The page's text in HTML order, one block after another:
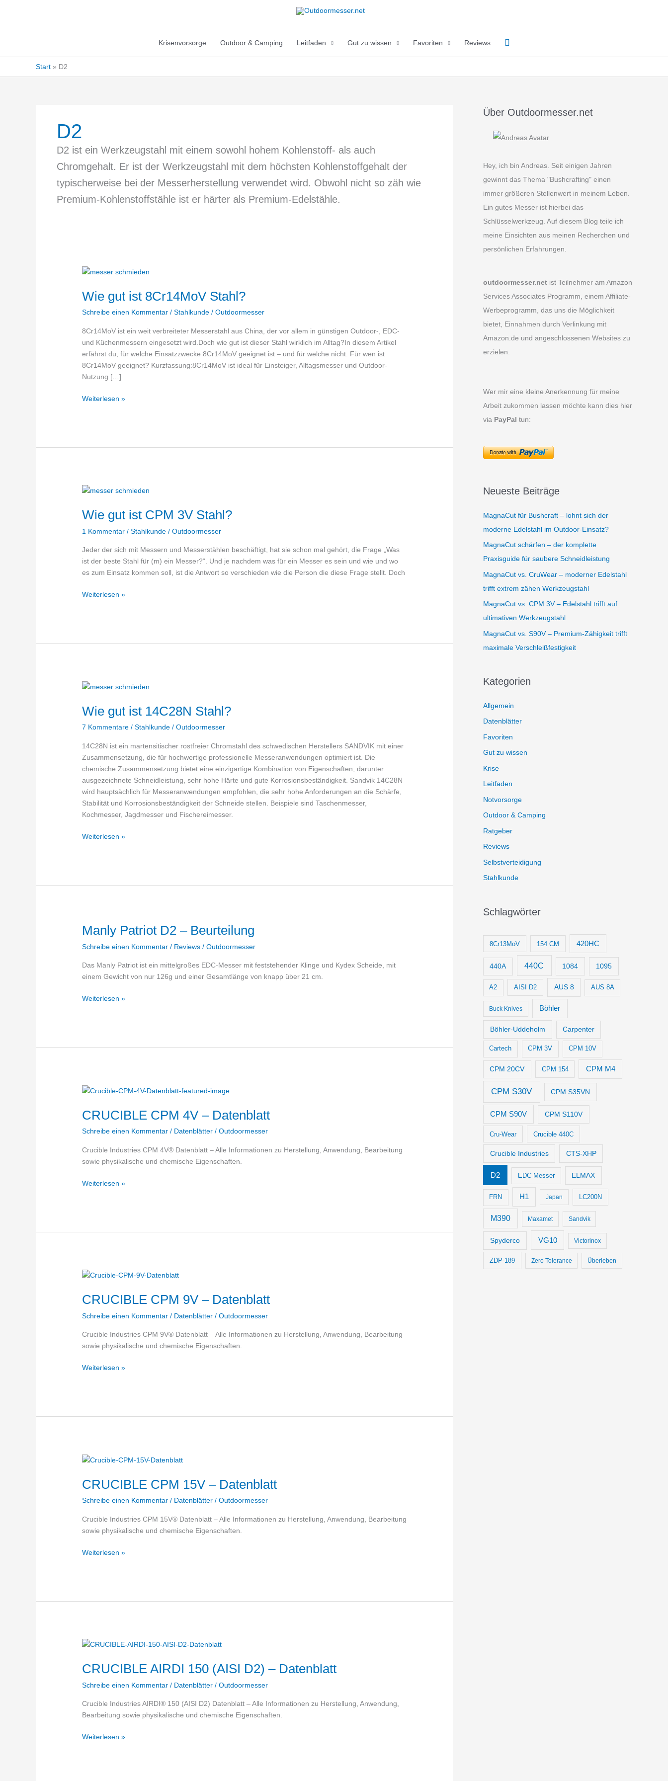
Krisenvorsorge Outdoor & Camping Leitfaden Gut zu wissen Favoriten Reviews Suchen
Start D2
D2
D2 ist ein Werkzeugstahl mit einem sowohl hohem Kohlenstoff- als auch
Chromgehalt. Er ist der Werkzeugstahl mit dem höchsten Kohlenstoffgehalt der
typischerweise bei der Messerherstellung verwendet wird. Obwohl nicht so zäh wie
Premium-Kohlenstoffstähle ist er härter als Premium-Edelstähle.
Wie gut ist 8Cr14MoV Stahl?
Schreibe einen Kommentar /Stahlkunde /Outdoormesser
8Cr14MoV ist ein weit verbreiteter Messerstahl aus China, der vor allem in günstigen Outdoor-, EDC-
und Küchenmessern eingesetzt wird.Doch wie gut ist dieser Stahl wirklich im Alltag?In diesem Artikel
erfährst du, für welche Einsatzzwecke 8Cr14MoV geeignet ist – und für welche nicht. Für wen ist
8Cr14MoV geeignet? Kurzfassung:8Cr14MoV ist ideal für Einsteiger, Alltagsmesser und Outdoor-
Nutzung […]
Wie
Weiterlesen »
Wie gut ist CPM 3V Stahl?
1 Kommentar /Stahlkunde /Outdoormesser
Jeder der sich mit Messern und Messerstählen beschäftigt, hat sie schon mal gehört, die Frage „Was
ist der beste Stahl für (m) ein Messer?“. Und je nachdem was für ein Messer es sein und wie und wo
es zum Einsatz kommen soll, ist die Antwort so verschieden wie die Person die diese Frage stellt. Doch
Wie
Weiterlesen »
Wie gut ist 14C28N Stahl?
7 Kommentare /Stahlkunde /Outdoormesser
14C28N ist ein martensitischer rostfreier Chromstahl des schwedischen Herstellers SANDVIK mit einer
Zusammensetzung, die für hochwertige professionelle Messeranwendungen optimiert ist. Die
chemische Zusammensetzung bietet eine einzigartige Kombination von Eigenschaften, darunter
ausgezeichnete Schneidleistung, sehr hohe Härte und gute Korrosionsbeständigkeit. Sandvik 14C28N
wird hauptsächlich für Messeranwendungen empfohlen, die sehr hohe Anforderungen an die Schärfe,
Stabilität und Korrosionsbeständigkeit der Schneide stellen. Beispiele sind Taschenmesser,
Kochmesser, Jagdmesser und Fischereimesser.
Wie
Weiterlesen »
Manly Patriot D2 – Beurteilung
Schreibe einen Kommentar / Reviews /Outdoormesser
Das Manly Patriot ist ein mittelgroßes EDC-Messer mit feststehender Klinge und Kydex Scheide, mit
einem Gewicht von nur 126g und einer Gesamtlänge von knapp über 21 cm.
Manly
Weiterlesen »
CRUCIBLE CPM 4V – Datenblatt
Schreibe einen Kommentar / Datenblätter /Outdoormesser
Crucible Industries CPM 4V® Datenblatt – Alle Informationen zu Herstellung, Anwendung, Bearbeitung
sowie physikalische und chemische Eigenschaften.
CRUCIBLE
Weiterlesen »
CRUCIBLE CPM 9V – Datenblatt
Schreibe einen Kommentar / Datenblätter /Outdoormesser
Crucible Industries CPM 9V® Datenblatt – Alle Informationen zu Herstellung, Anwendung, Bearbeitung
sowie physikalische und chemische Eigenschaften.
CRUCIBLE
Weiterlesen »
CRUCIBLE CPM 15V – Datenblatt
Schreibe einen Kommentar / Datenblätter /Outdoormesser
Crucible Industries CPM 15V® Datenblatt – Alle Informationen zu Herstellung, Anwendung, Bearbeitung
sowie physikalische und chemische Eigenschaften.
CRUCIBLE
Weiterlesen »
CRUCIBLE AIRDI 150 (AISI D2) – Datenblatt
Schreibe einen Kommentar / Datenblätter /Outdoormesser
Crucible Industries AIRDI® 150 (AISI D2) Datenblatt – Alle Informationen zu Herstellung, Anwendung,
Bearbeitung sowie physikalische und chemische Eigenschaften.
CRUCIBLE
Weiterlesen »
Über Outdoormesser.net
Hey, ich bin Andreas. Seit einigen Jahren
gewinnt das Thema "Bushcrafting" einen
immer größeren Stellenwert in meinem Leben.
Ein gutes Messer ist hierbei das
Schlüsselwerkzeug. Auf diesem Blog teile ich
meine Einsichten aus meinen Recherchen und
persönlichen Erfahrungen.
outdoormesser.net ist Teilnehmer am Amazon
Services Associates Programm, einem Affiliate-
Werbeprogramm, das uns die Möglichkeit
bietet, Einnahmen durch Verlinkung mit
Amazon.de und angeschlossenen Websites zu
erzielen.
Wer mir eine kleine Anerkennung für meine
Arbeit zukommen lassen möchte kann dies hier
via PayPal tun:
Neueste Beiträge
MagnaCut für Bushcraft – lohnt sich der
moderne Edelstahl im Outdoor-Einsatz?
MagnaCut schärfen – der komplette
Praxisguide für saubere Schneidleistung
MagnaCut vs. CruWear – moderner Edelstahl
trifft extrem zähen Werkzeugstahl
MagnaCut vs. CPM 3V – Edelstahl trifft auf
ultimativen Werkzeugstahl
MagnaCut vs. S90V – Premium-Zähigkeit trifft
maximale Verschleißfestigkeit
Kategorien
Allgemein
Datenblätter
Favoriten
Gut zu wissen
Krise
Leitfaden
Notvorsorge
Outdoor & Camping
Ratgeber
Reviews
Selbstverteidigung
Stahlkunde
Schlagwörter
8Cr13MoV 154 CM 420HC
440A 440C 1084 1095
A2 AISI D2 AUS 8 AUS 8A
Buck Knives Böhler
Böhler-Uddeholm Carpenter
Cartech CPM 3V CPM 10V
CPM 20CV CPM 154 CPM M4
CPM S30V CPM S35VN
CPM S90V CPM S110V
Cru-Wear Crucible 440C
Crucible Industries CTS-XHP
D2 EDC-Messer ELMAX
FRN H1 Japan LC200N
M390 Maxamet Sandvik
Spyderco VG10 Victorinox
ZDP-189 Zero Tolerance Überleben